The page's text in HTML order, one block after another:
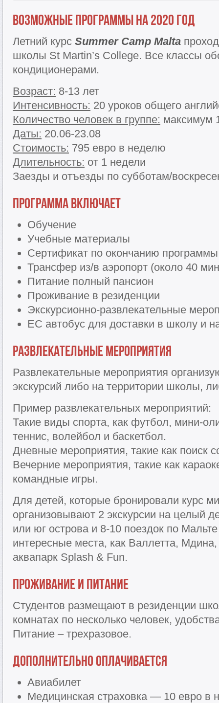
Возможные программы на 2020 год
Летний курс Summer Camp Malta
школы St Martin’s College. Все классы
кондиционерами.
Возраст: 8-13 лет
Интенсивность: 20 уроков общего
Количество человек в группе: максимум
Даты: 20.06-23.08
Стоимость: 795 евро в неделю
Длительность: от 1 недели
Заезды и отъезды по субботам/
Программа включает
Обучение
Учебные материалы
Сертификат по окончанию программы
Трансфер из/в аэропорт (около 40
Питание полный пансион
Проживание в резиденции
Экскурсионно-развлекательные
EC автобус для доставки в школу и
Развлекательные мероприятия
Развлекательные мероприятия
экскурсий либо на территории школы,
Пример развлекательных мероприятий:
Такие виды спорта, как футбол, мини-
теннис, волейбол и баскетбол.
Дневные мероприятия, такие как поиск
Вечерние мероприятия, такие как
командные игры.
Для детей, которые бронировали курс
организовывают 2 экскурсии на целый
или юг острова и 8-10 поездок по
интересные места, как Валлетта,
аквапарк Splash & Fun.
Проживание и питание
Студентов размещают в резиденции
комнатах по несколько человек,
Питание – трехразовое.
Дополнительно оплачивается
Авиабилет
Медицинская страховка — 10 евро в